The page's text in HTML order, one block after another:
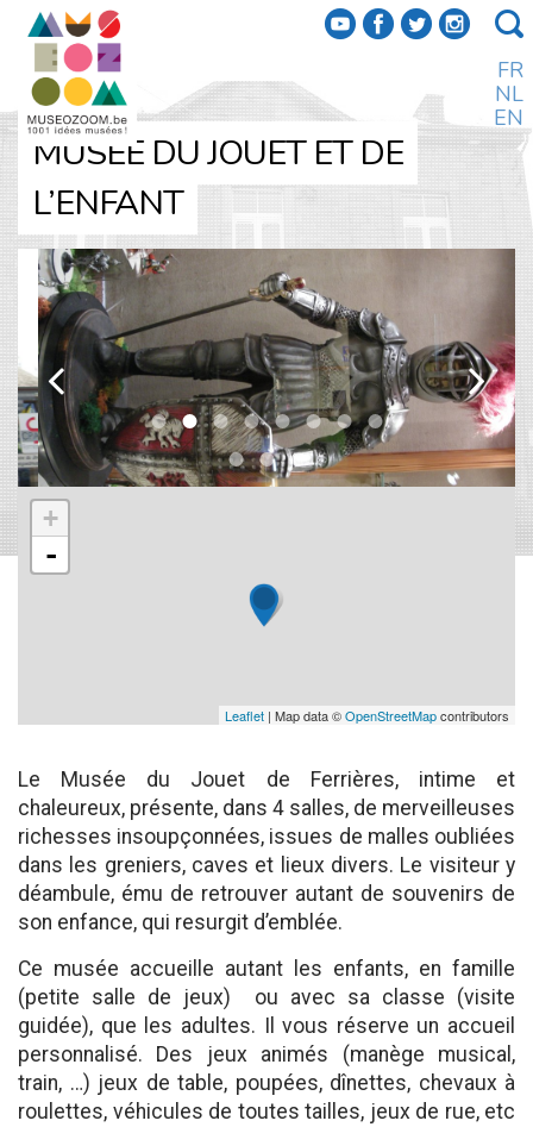
f a b e
FR
NL
EN
MUSÉE DU JOUET ET DE
L’ENFANT
k l
+
-
Leaflet | Map data ©OpenStreetMapcontributors
Le Musée du Jouet de Ferrières, intime et
chaleureux, présente, dans 4 salles, de merveilleuses
richesses insoupçonnées, issues de malles oubliées
dans les greniers, caves et lieux divers. Le visiteur y
déambule, ému de retrouver autant de souvenirs de
son enfance, qui resurgit d’emblée.
Ce musée accueille autant les enfants, en famille
(petite salle de jeux) ou avec sa classe (visite
guidée), que les adultes. Il vous réserve un accueil
personnalisé. Des jeux animés (manège musical,
train, …) jeux de table, poupées, dînettes, chevaux à
roulettes, véhicules de toutes tailles, jeux de rue, etc